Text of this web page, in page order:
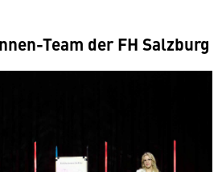
Team der FH Salzburg